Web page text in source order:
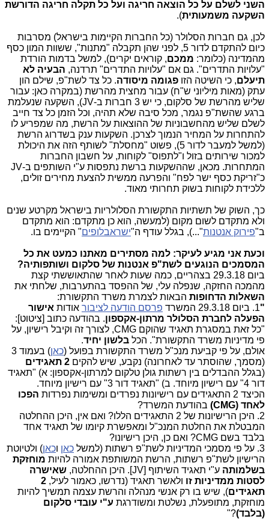
השני לשלם על כל הוצאה חריגה ועל כל תקלה חריגה הדורשת
השקעה משמעותית).
לכן, גם חברות הסלולר (כל החברות הקיימות בישראל) מסרבות
כיום להתקדם לדור 5, לפני שהן תקבלה "מתנות", ששוות המון כסף
מהמדינה (כלומר: ממכם, קוראים יקרים), למשל בדמות הורדת
"עלויות התדרים". גם אם "עלויות התדרים" תרדנה, הבעיה לא
תיעלם, כי השיטה הזו פגומה מיסודה. כל צד לשת"פ, שילם הון
עתק (מאות מיליוני ש"ח) עבור מחצית מהרשת (במקרה כאן: עבור
שליש מהרשת של סלקום, כי יש 3 חברות ב-JV), השקעה שנעלמת
ברגע שהשת"פ נגמר, מכל סיבה שלא תהיה, וכל הזמן כל צד חייב
לשלם שליש מהחשבוניות של ההוצאות על הרשת, מה שמפריע לו
להתחרות על המחיר הנמוך לצרכן. השקעות ענק בשדרוג הרשת
(למשל למעבר לדור 5), פשוט "מחסלת" לשותף הזה את היכולת
למכור שירותים בזול ו"לתפוס" לקוחות, על חשבון החברות
המתחרות. מכאן, שההשקעות ברשת נתפסות ע"י השותפים ב-JV
כ"זריקת כסף ישר לפח" והפרעה ממשית להצעת מחירים זולים,
ללכידת לקוחות בשוק תחרותי מאוד.
כך, השוק של תשתיות התקשורת הסלולריות בישראל מקרטע שנים
ולא מתקדם לשום מקום (למעשה, הוא כן מתקדם: הוא מתקדם
ב"פירוק אנטנות"...), בגלל עודף ה"ישראבלופים" הקיימים בו.
וכעת אני מגיע לעיקר: למה מסתירים מאתנו כמעט את כל
המסמכים הנוגעים לשת"פ אנטנות של סלקום ושותפותיה?
ביום 29.3.18 בצהריים, כמה שעות לאחר שהתאוששתי קצת
מהמכה החזקה, שנפלה עלי, של ההפסד בהתערבות, שלחתי את
השאלות הדחופות הבאות לצמרת משרד התקשורת:
"1. ביום 29.3.18 המשרד פרסם הודעה לציבור אודות אישור
הפעלה לחברת הסלולר מרתון-אקספון. בהודעה כתוב [ציטוט]:
"כל זאת במסגרת תאגיד שהוקם ,CMG לצורך זה וקיבל רישיון, על
פי מדיניות משרד התקשורת". הכל בלשון יחיד.
אולם, על פי קביעת מנכ"ל משרד התקשורת בפועל (כאן
) בעמוד 3
(מסמך, שהוסתר עד לאחרונה) נקבע, שיש להקים 2 תאגידים
(בגלל ההבדלים בין רשתות גולן טלקום למרתון-אקספון: א) "תאגיד
דור 4" עם רישיון מיוחד. ב) "תאגיד דור 3" עם רישיון מיוחד.
הכיצד 2 התאגידים עם רישיונות נפרדים ומשימות נפרדות
הפכו
לאחד (CMG
) בהודעת המשרד?
2. היכן הרישיונות של 2 התאגידים הללו? ואם אין, היכן ההחלטה
המבטלת את החלטת המנכ"ל ומאפשרת קיומו של תאגיד אחד
בלבד בשם CMG? ואם כן, היכן רישיונו?
3. על פי מסמכי המדיניות לשת"פ רשתות (למשל
כאן וכאן) ולטיוטת
הרישיון לשת"פ רשתות, הרשת המשותפת אמורה להיות מוחזקת
בשלמותה ע"י תאגיד השיתוף [JV]. היכן ההחלטה,
שאישרה
לסטות ממדיניות זו ולאשר תאגיד (נדרשו, כאמור לעיל, 2
תאגידים), שיש בו רק אנשי מנהלה והרשת עצמה תמשיך להיות
מוחזקת, מתופעלת, נשלטת ומשודרגת ע"י עובדי סלקום
(בלבד)?"